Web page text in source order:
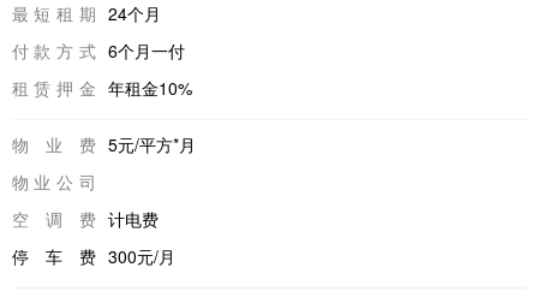
最短租期 24个月
付款方式 6个月一付
租赁押金 年租金10%
物业费 5元/平方*月
物业公司
空调费 计电费
停车费 300元/月